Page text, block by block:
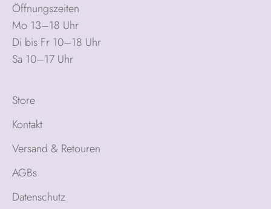
Öffnungszeiten
Mo 13–18 Uhr
Di bis Fr 10–18 Uhr
Sa 10–17 Uhr
Store
Kontakt
Versand & Retouren
AGBs
Datenschutz